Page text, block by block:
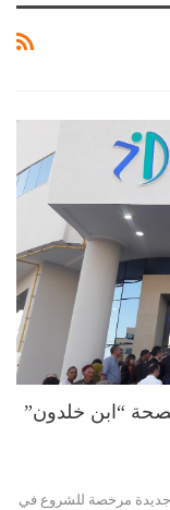
“ابن خلدون”
جديدة مرخصة للشروع في